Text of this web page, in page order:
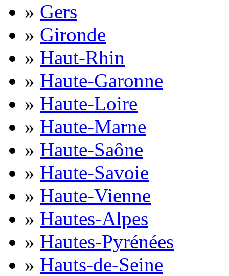
» Gers
» Gironde
» Haut-Rhin
» Haute-Garonne
» Haute-Loire
» Haute-Marne
» Haute-Saône
» Haute-Savoie
» Haute-Vienne
» Hautes-Alpes
» Hautes-Pyrénées
» Hauts-de-Seine